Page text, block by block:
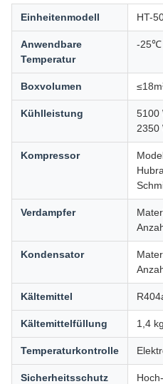
Einheitenmodell HT-
Anwendbare
Temperatur
-25℃
Boxvolumen
Kühlleistung
5100
Kompressor
Verdampfer
Kondensator
Kältemittel
Kältemittelfüllung 1,4 kg
Temperaturkontrolle
Sicherheitsschutz